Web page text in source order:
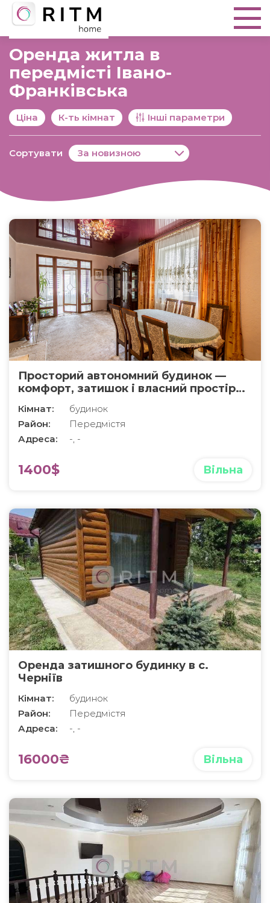
Оренда житла в
передмісті Івано-
Франківська
Ціна К-ть кімнат Інші параметри
Сортувати
Просторий автономний будинок —
комфорт, затишок і власний простір
Кімнат:
будинок
Район:
Передмістя
Адреса:
-, -
1400$ Вільна
Оренда затишного будинку в с.
Черніїв
Кімнат:
будинок
Район:
Передмістя
Адреса:
-, -
16000₴ Вільна